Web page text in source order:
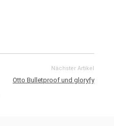
Nächster Artikel
Otto Bulletproof und gloryfy